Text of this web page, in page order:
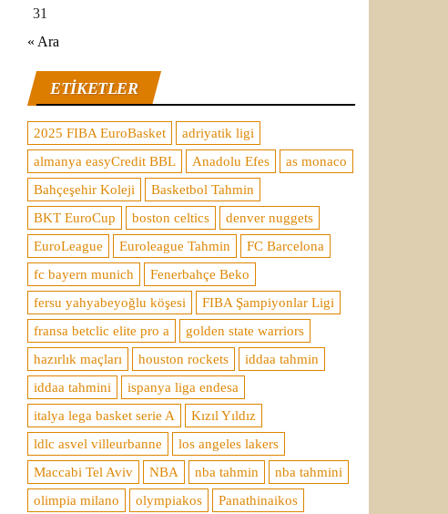
31
« Ara
ETIKETLER
2025 FIBA EuroBasket
adriyatik ligi
almanya easyCredit BBL
Anadolu Efes
as monaco
Bahçeşehir Koleji
Basketbol Tahmin
BKT EuroCup
boston celtics
denver nuggets
EuroLeague
Euroleague Tahmin
FC Barcelona
fc bayern munich
Fenerbahçe Beko
fersu yahyabeyoğlu köşesi
FIBA Şampiyonlar Ligi
fransa betclic elite pro a
golden state warriors
hazırlık maçları
houston rockets
iddaa tahmin
iddaa tahmini
ispanya liga endesa
italya lega basket serie A
Kızıl Yıldız
ldlc asvel villeurbanne
los angeles lakers
Maccabi Tel Aviv
NBA nba tahmin
nba tahmini
olimpia milano
olympiakos
Panathinaikos